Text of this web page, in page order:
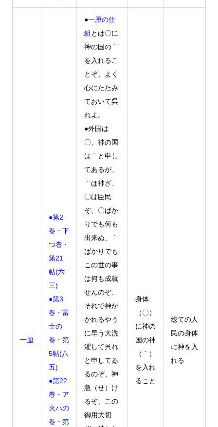
一厘
●第2
巻・下
つ巻・
第21
帖(六
三)
●第3
巻・富
士の
巻・第
5帖(八
五)
●第22
巻・ア
火ハの
巻・第
●一厘の仕
組 とは〇に
神の国の｀
を入れるこ
とぞ、よく
心にたたみ
ておいて呉
れよ。
●外国は
〇、神の国
は｀と申し
てあるが、
｀は神ざ、
〇は臣民
ぞ、〇ばか
りでも何も
出来ぬ、｀
ばかりでも
この世の事
は何も成就
せんのぞ、
それで神か
かれるやう
に早う大洗
濯して呉れ
と申してゐ
るのぞ、神
急（せ）け
るぞ、この
御用大切
身体
（〇）
に神の
国の神
（｀）
を入れ
ること
総ての人
民の身体
に神を入
れる